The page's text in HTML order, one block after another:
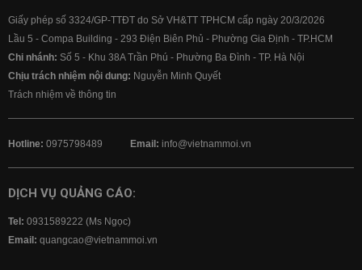
Giấy phép số 3324/GP-TTĐT do Sở VH&TT TPHCM cấp ngày 20/3/2026
Lầu 5 - Compa Building - 293 Điện Biên Phủ - Phường Gia Định - TP.HCM
Chi nhánh: Số 5 - Khu 38A Trần Phú - Phường Ba Đình - TP. Hà Nội
Chịu trách nhiệm nội dung: Nguyễn Minh Quyết
Trách nhiệm về thông tin
Hotline: 0975798489 Email: info@vietnammoi.vn
DỊCH VỤ QUẢNG CÁO:
Tel: 0931589222 (Ms Ngọc)
Email: quangcao@vietnammoi.vn